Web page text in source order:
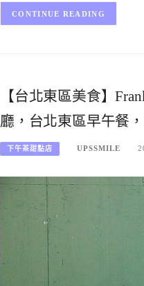
CONTINUE READING
【台北東區美食】
廳，台北東區早午餐
下午茶甜點店 UPSSMILE